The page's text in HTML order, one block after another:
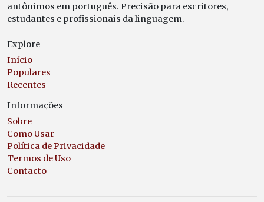
antônimos em português. Precisão para escritores,
estudantes e profissionais da linguagem.
Explore
Início
Populares
Recentes
Informações
Sobre
Como Usar
Política de Privacidade
Termos de Uso
Contacto